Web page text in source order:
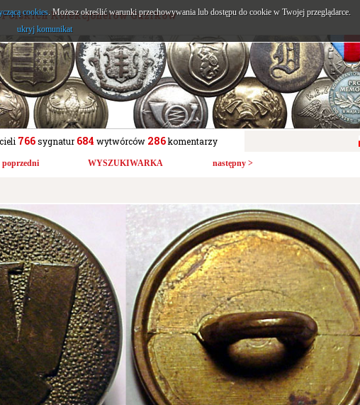
Polskich Kolekcjonerów Guzików
766sygnatur684 wytwórców 286komentarzy
poprzedni WYSZUKIWARKA następny >
cookies. Możesz określić warunki przechowywania lub dostępu do cookie w Twojej przeglądarce.
ukryj komunikat